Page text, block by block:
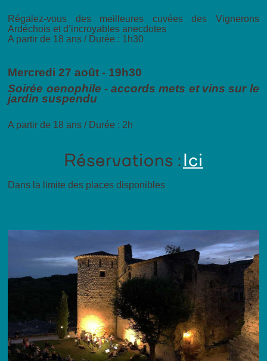
Régalez-vous des meilleures cuvées des Vignerons
Ardéchois et d’incroyables anecdotes
A partir de 18 ans / Durée : 1h30
Mercredi 27 août - 19h30
Soirée oenophile - accords mets et vins sur le
jardin suspendu
A partir de 18 ans / Durée : 2h
Réservations : Ici
Dans la limite des places disponibles